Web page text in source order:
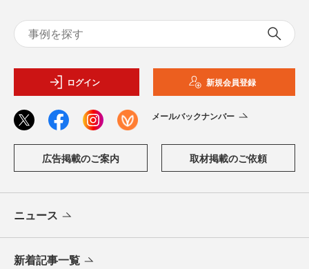
ログイン 新規会員登録
メールバックナンバー
広告掲載のご案内 取材掲載のご依頼
ニュース
新着記事一覧